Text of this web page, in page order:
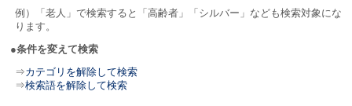
例）「老人」で検索すると「高齢者」「シルバー」なども検索対象にな
ります。
●条件を変えて検索
⇒カテゴリを解除して検索
⇒検索語を解除して検索